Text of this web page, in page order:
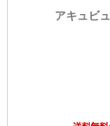
アキュビ